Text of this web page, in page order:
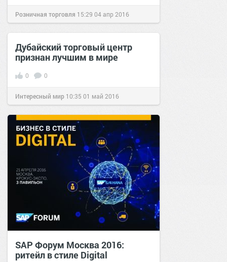
Розничная торговля 15:29 04 апр 2016
Дубайский торговый центр
признан лучшим в мире
0 0
Интересный мир 10:35 01 май 2016
SAP Форум Москва 2016:
ритейл в стиле Digital